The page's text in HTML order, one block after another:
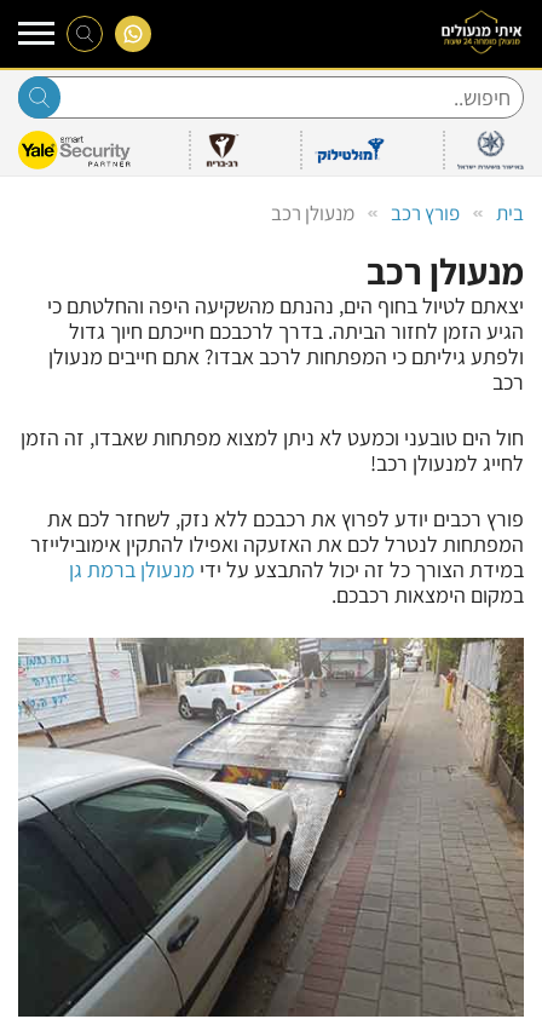
content
בית פורץ רכב מנעולן רכב
מנעולן רכב
יצאתם לטיול בחוף הים, נהנתם מהשקיעה היפה והחלטתם כי
הגיע הזמן לחזור הביתה. בדרך לרכבכם חייכתם חיוך גדול
ולפתע גיליתם כי המפתחות לרכב אבדו? אתם חייבים מנעולן
רכב
חול הים טובעני וכמעט לא ניתן למצוא מפתחות שאבדו, זה הזמן
לחייג למנעולן רכב!
פורץ רכבים יודע לפרוץ את רכבכם ללא נזק, לשחזר לכם את
המפתחות לנטרל לכם את האזעקה ואפילו להתקין אימובילייזר
במידת הצורך כל זה יכול להתבצע על ידי מנעולן ברמת גן
במקום הימצאות רכבכם.